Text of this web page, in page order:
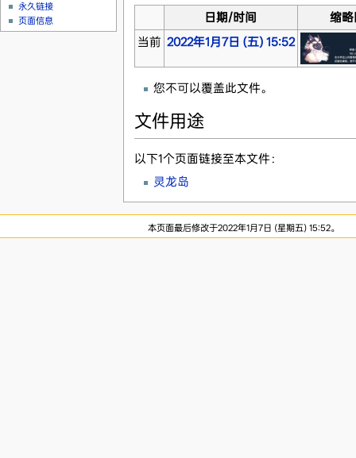
日期/时间
缩
当前 2022年1月7日 (五) 15:52
您不可以覆盖此文件。
文件用途
以下1个页面链接至本文件：
灵龙岛
永久链接
页面信息
本页面最后修改于2022年1月7日 (星期五) 15:52。